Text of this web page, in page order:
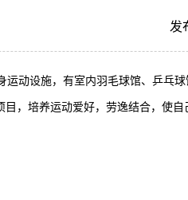
发
运动设施，有室内羽毛球馆、乒乓
目，培养运动爱好，劳逸结合，使